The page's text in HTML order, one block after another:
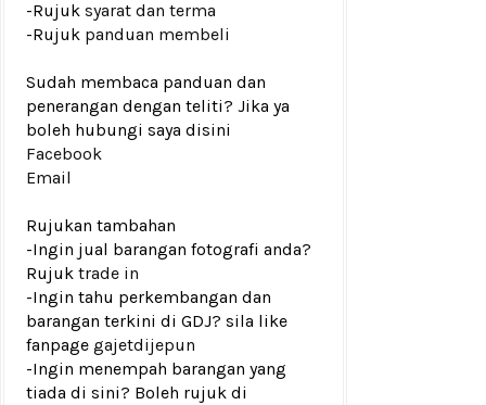
-Rujuk syarat dan terma
-Rujuk panduan membeli
Sudah membaca panduan dan
penerangan dengan teliti? Jika ya
boleh hubungi saya disini
Facebook
Email
Rujukan tambahan
-Ingin jual barangan fotografi anda?
Rujuk trade in
-Ingin tahu perkembangan dan
barangan terkini di GDJ? sila like
fanpage gajetdijepun
-Ingin menempah barangan yang
tiada di sini? Boleh rujuk di